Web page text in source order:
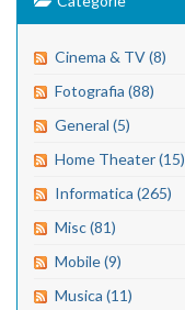
Cinema & TV (8)
Fotografia (88)
General (5)
Home Theater (15)
Informatica (265)
Misc (81)
Mobile (9)
Musica (11)